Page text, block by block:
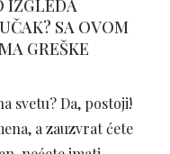
IZGLEDA
SA OVOM
GREŠKE
svetu? Da, postoji!
a zauzvrat ćete